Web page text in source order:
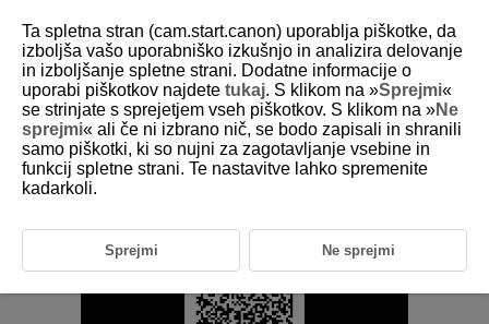
1-10 AF Setting Guide URL
Scan the displayed QR code with your smartphone to easily view
the AF Setting Guide
Ta spletna stran (cam.start.canon) uporablja piškotke, da
izboljša vašo uporabniško izkušnjo in analizira delovanje
in izboljšanje spletne strani. Dodatne informacije o
uporabi piškotkov najdete tukaj. S klikom na »Sprejmi«
se strinjate s sprejetjem vseh piškotkov. S klikom na »Ne
sprejmi« ali če ni izbrano nič, se bodo zapisali in shranili
samo piškotki, ki so nujni za zagotavljanje vsebine in
funkcij spletne strani. Te nastavitve lahko spremenite
kadarkoli.
Sprejmi Ne sprejmi